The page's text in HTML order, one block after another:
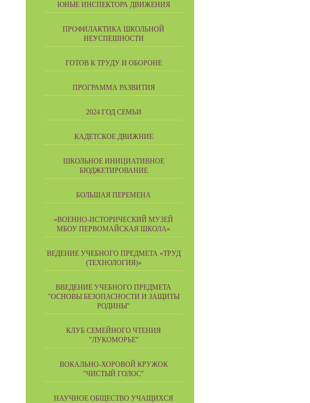
ЮНЫЕ ИНСПЕКТОРА ДВИЖЕНИЯ
ПРОФИЛАКТИКА ШКОЛЬНОЙ
НЕУСПЕШНОСТИ
ГОТОВ К ТРУДУ И ОБОРОНЕ
ПРОГРАММА РАЗВИТИЯ
2024 ГОД СЕМЬИ
КАДЕТСКОЕ ДВИЖНИЕ
ШКОЛЬНОЕ ИНИЦИАТИВНОЕ
БЮДЖЕТИРОВАНИЕ
БОЛЬШАЯ ПЕРЕМЕНА
«ВОЕННО-ИСТОРИЧЕСКИЙ МУЗЕЙ
МБОУ ПЕРВОМАЙСКАЯ ШКОЛА»
ВЕДЕНИЕ УЧЕБНОГО ПРЕДМЕТА «ТРУД
(ТЕХНОЛОГИЯ)»
ВВЕДЕНИЕ УЧЕБНОГО ПРЕДМЕТА
"ОСНОВЫ БЕЗОПАСНОСТИ И ЗАЩИТЫ
РОДИНЫ"
КЛУБ СЕМЕЙНОГО ЧТЕНИЯ
"ЛУКОМОРЬЕ"
ВОКАЛЬНО-ХОРОВОЙ КРУЖОК
"ЧИСТЫЙ ГОЛОС"
НАУЧНОЕ ОБЩЕСТВО УЧАЩИХСЯ